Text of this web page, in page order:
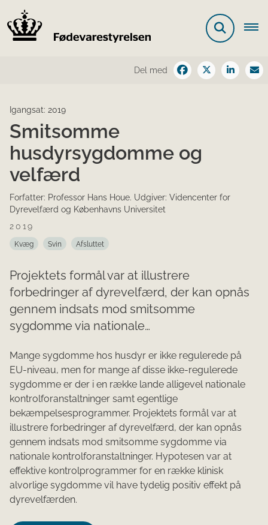
Del med
Igangsat: 2019
Smitsomme
husdyrsygdomme og
velfærd
Forfatter: Professor Hans Houe. Udgiver: Videncenter for
Dyrevelfærd og Københavns Universitet
2019
Kvæg Svin Afsluttet
Projektets formål var at illustrere
forbedringer af dyrevelfærd, der kan opnås
gennem indsats mod smitsomme
sygdomme via nationale…
Mange sygdomme hos husdyr er ikke regulerede på
EU-niveau, men for mange af disse ikke-regulerede
sygdomme er der i en række lande alligevel nationale
kontrolforanstaltninger samt egentlige
bekæmpelsesprogrammer. Projektets formål var at
illustrere forbedringer af dyrevelfærd, der kan opnås
gennem indsats mod smitsomme sygdomme via
nationale kontrolforanstaltninger. Hypotesen var at
effektive kontrolprogrammer for en række klinisk
alvorlige sygdomme vil have tydelig positiv effekt på
dyrevelfærden.